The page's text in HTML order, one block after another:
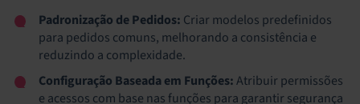
Padronização de Pedidos: Criar modelos predefinidos
para pedidos comuns, melhorando a consistência e
reduzindo a complexidade.
Configuração Baseada em Funções:Atribuir permissões
e acessos com base nas funções para garantir segurança